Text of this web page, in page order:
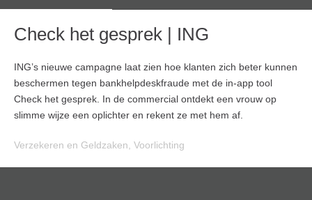
Check het gesprek | ING
ING’s nieuwe campagne laat zien hoe klanten zich beter kunnen
beschermen tegen bankhelpdeskfraude met de in-app tool
Check het gesprek. In de commercial ontdekt een vrouw op
slimme wijze een oplichter en rekent ze met hem af.
Verzekeren en Geldzaken Voorlichting